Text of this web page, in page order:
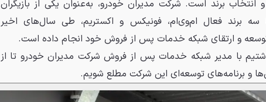
برند است. شرکت مدیران خودرو، به‌عنوان یکی از بازیگران
سه برند فعال ام‌وی‌ام، فونیکس و اکستریم، طی سال‌های اخیر
و ارتقای شبکه خدمات پس از فروش خود انجام داده است.
با مدیر شبکه خدمات پس از فروش شرکت مدیران خودرو تا از
و برنامه‌های توسعه‌ای این شرکت مطلع شویم.